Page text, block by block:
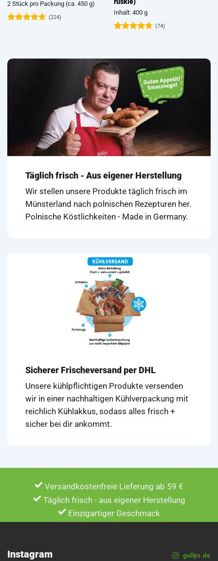
2 Stück pro Packung (ca. 450 g)
(224)
ruskie)
Inhalt: 400 g
(74)
Täglich frisch - Aus eigener Herstellung
Wir stellen unsere Produkte täglich frisch im
Münsterland nach polnischen Rezepturen her.
Polnische Köstlichkeiten - Made in Germany.
Sicherer Frischeversand per DHL
Unsere kühlpflichtigen Produkte versenden
wir in einer nachhaltigen Kühlverpackung mit
reichlich Kühlakkus, sodass alles frisch +
sicher bei dir ankommt.
Versandkostenfreie Lieferung ab 59 €
Täglich frisch - aus eigener Herstellung
Einzigartiger Geschmack
Instagram gollys.de